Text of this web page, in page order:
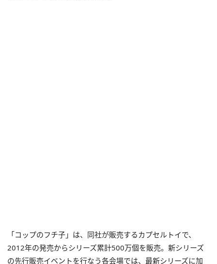
「コップのフチ子」は、同社が販売するカプセルトイで、
2012年の発売からシリーズ累計500万個を販売。新シリーズ
の先行販売イベントを行なう各会場では、最新シリーズに加